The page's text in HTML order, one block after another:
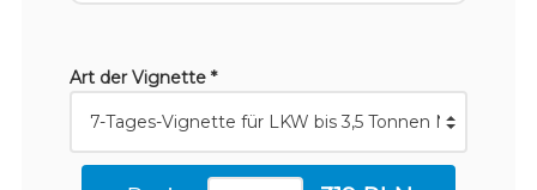
Art der Vignette *